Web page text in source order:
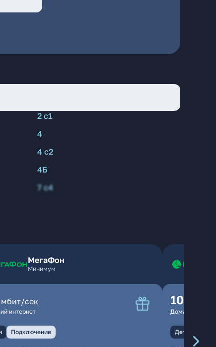
2 с1
4
4 с2
4Б
7 с4
МегаФон
Минимум
мбит/сек
интернет
Подключение
100
Домашний
Детали